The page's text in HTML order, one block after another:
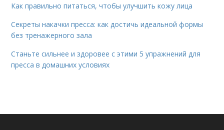
Как правильно питаться, чтобы улучшить кожу лица
Секреты накачки пресса: как достичь идеальной формы
без тренажерного зала
Станьте сильнее и здоровее с этими 5 упражнений для
пресса в домашних условиях